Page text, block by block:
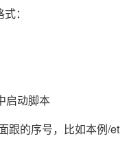
：
启动脚本
跟的序号，比如本例/et